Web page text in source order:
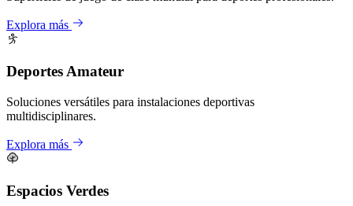
Explora más
Deportes Amateur
Soluciones versátiles para instalaciones deportivas
multidisciplinares.
Explora más
Espacios Verdes